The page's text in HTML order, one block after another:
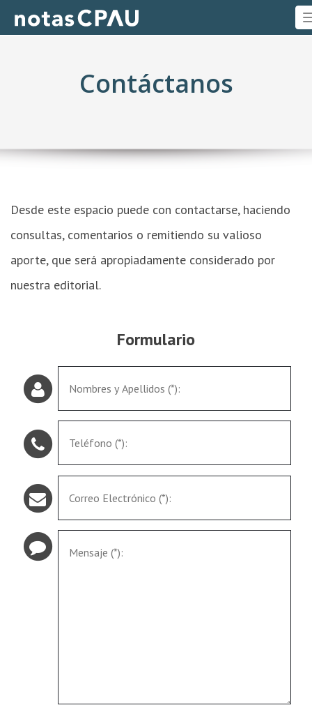
Contáctanos
Desde este espacio puede con contactarse, haciendo
consultas, comentarios o remitiendo su valioso
aporte, que será apropiadamente considerado por
nuestra editorial.
Formulario